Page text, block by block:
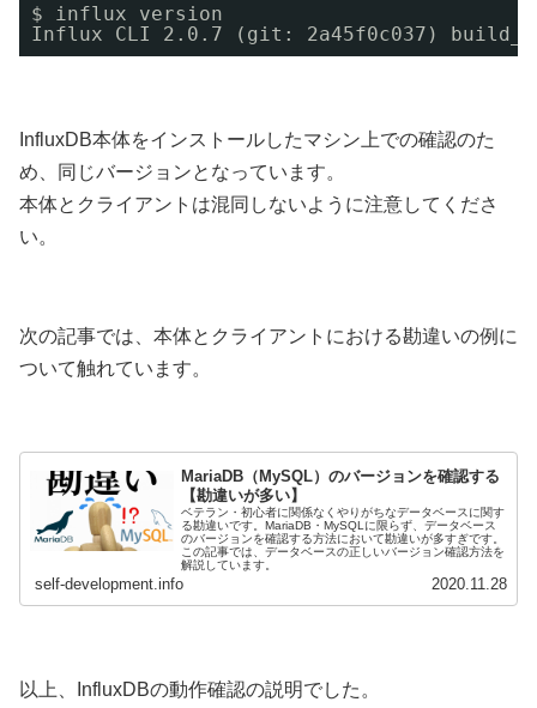
$ influx version
Influx CLI 2.0.7 (git: 2a45f0c037)
InfluxDB本体をインストールしたマシン上での確認のた
め、同じバージョンとなっています。
本体とクライアントは混同しないように注意してくださ
い。
次の記事では、本体とクライアントにおける勘違いの例に
ついて触れています。
MariaDB（MySQL）のバージョンを確認する
【勘違いが多い】
ベテラン・初心者に関係なくやりがちなデータベースに関す
る勘違いです。MariaDB・MySQLに限らず、データベース
のバージョンを確認する方法において勘違いが多すぎです。
この記事では、データベースの正しいバージョン確認方法を
解説しています。
self-development.info 2020.11.28
以上、InfluxDBの動作確認の説明でした。